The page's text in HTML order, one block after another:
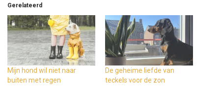
Gerelateerd
Mijn hond wil niet naar
buiten met regen
De geheime liefde van
teckels voor de zon